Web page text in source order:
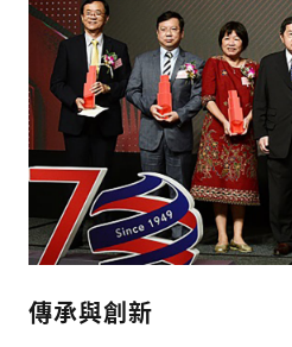
傳承與創新